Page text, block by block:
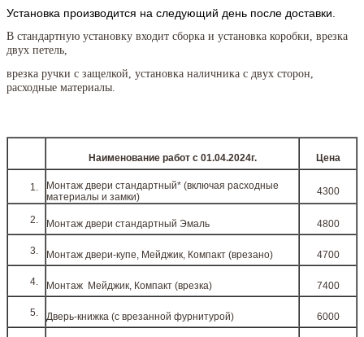
Установка производится на следующий день после доставки.
В стандартную установку входит сборка и установка коробки, врезка
двух петель,
врезка ручки с защелкой, установка наличника с двух сторон,
расходные материалы.
Наименование работ c 01.04.2024г. Цена
Монтаж двери стандартный* (включая расходные
материалы и замки)
4300
Монтаж двери стандартный Эмаль 4800
Монтаж двери-купе, Мейджик, Компакт (врезано) 4700
Монтаж Мейджик, Компакт (врезка) 7400
Дверь-книжка (с врезанной фурнитурой) 6000